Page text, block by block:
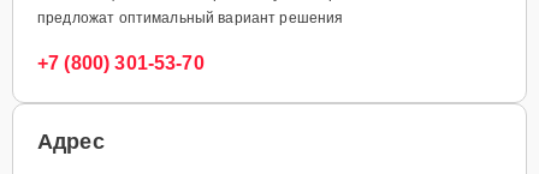
предложат оптимальный вариант решения
+7 (800) 301-53-70
Адрес